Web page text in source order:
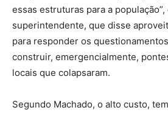
essas estruturas para a
superintendente, que disse
para responder os
construir, emergencialmente,
locais que colapsaram.
Segundo Machado, o alto custo,